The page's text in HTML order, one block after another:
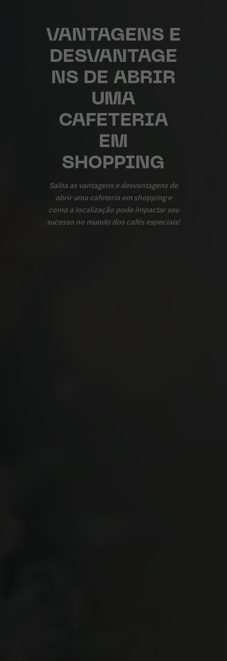
VANTAGENS E
DESVANTAGE
NS DE ABRIR
UMA
CAFETERIA
EM
SHOPPING
Saiba as vantagens e desvantagens de
abrir uma cafeteria em shopping e
como a localização pode impactar seu
sucesso no mundo dos cafés especiais!